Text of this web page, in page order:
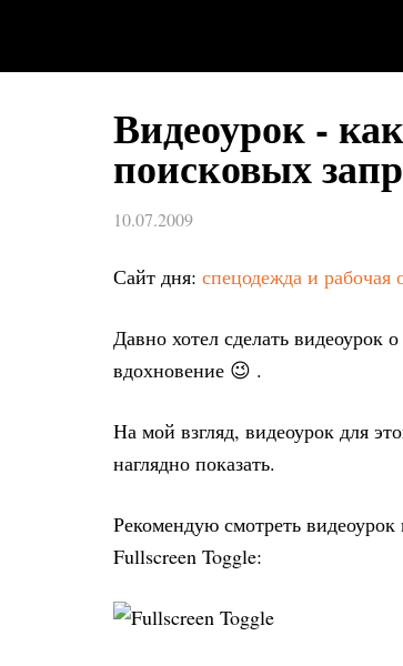
Видеоурок -
поисковых
10.07.2009
Сайт дня: спецодежда и рабочая
Давно хотел сделать видеоурок
вдохновение 😉 .
На мой взгляд, видеоурок для
наглядно показать.
Рекомендую смотреть
Fullscreen Toggle: